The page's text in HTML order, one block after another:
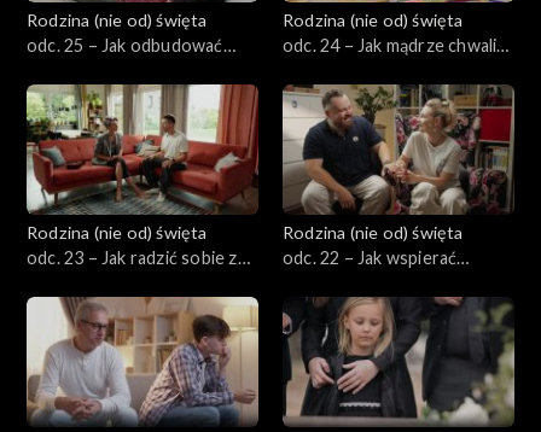
Rodzina (nie od) święta
odc. 25 – Jak odbudować
kryzysie?
Rodzina (nie od) święta
odc. 24 – Jak mądrze chwalić
Rodzina (nie od) święta
odc. 23 – Jak radzić sobie z
Rodzina (nie od) święta
odc. 22 – Jak wspierać
decyzji?